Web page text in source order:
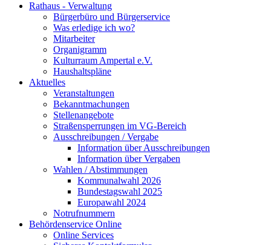
Rathaus - Verwaltung
Bürgerbüro und Bürgerservice
Was erledige ich wo?
Mitarbeiter
Organigramm
Kulturraum Ampertal e.V.
Haushaltspläne
Aktuelles
Veranstaltungen
Bekanntmachungen
Stellenangebote
Straßensperrungen im VG-Bereich
Ausschreibungen / Vergabe
Information über Ausschreibungen
Information über Vergaben
Wahlen / Abstimmungen
Kommunalwahl 2026
Bundestagswahl 2025
Europawahl 2024
Notrufnummern
Behördenservice Online
Online Services